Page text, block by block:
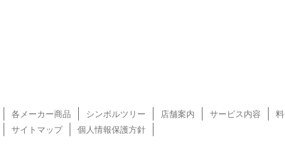
各メーカー商品 シンボルツリー 店舗案内 サービス内容
サイトマップ 個人情報保護方針